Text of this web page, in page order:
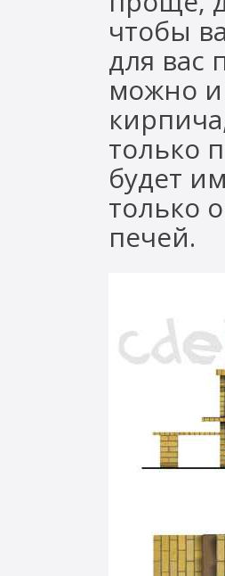
чтобы
для вас
можно и
только
будет
только
печей.